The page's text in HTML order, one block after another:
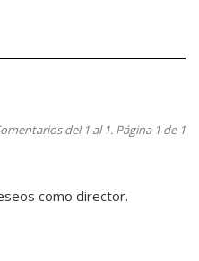
del 1 al 1. Página 1 de 1
como director.